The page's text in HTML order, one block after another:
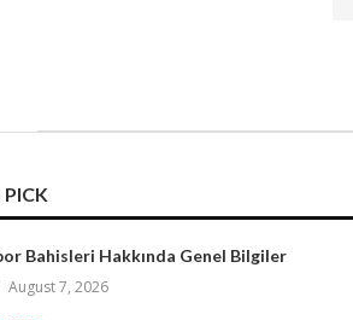
PICK
Bahisleri Hakkında Genel Bilgiler
August 7, 2026